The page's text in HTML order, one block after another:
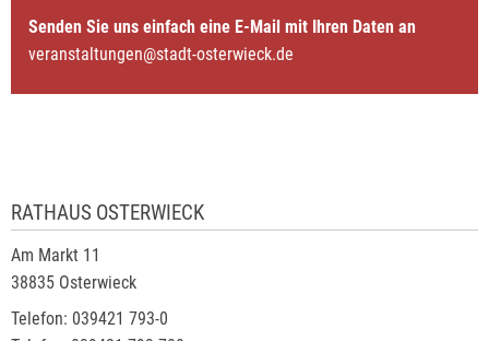
Senden Sie uns einfach eine E-Mail mit Ihren Daten an
veranstaltungen@stadt-osterwieck.de
RATHAUS OSTERWIECK
Am Markt 11
38835 Osterwieck
Telefon: 039421 793-0